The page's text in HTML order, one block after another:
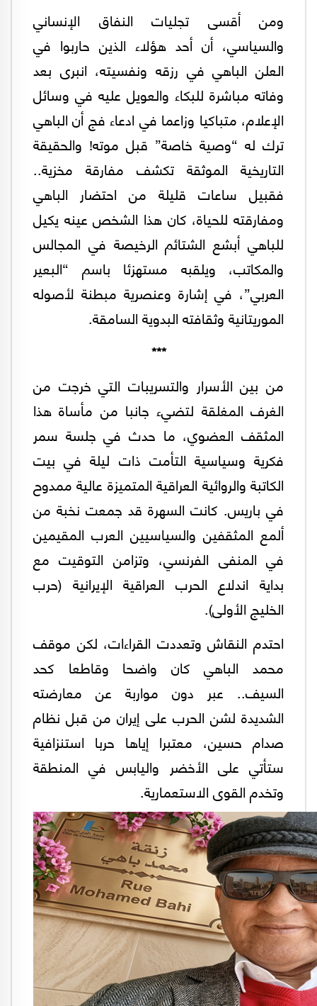
ومن أقسى تجليات النفاق الإنساني
والسياسي، أن أحد هؤلاء الذين حاربوا في
العلن الباهي في رزقه ونفسيته، انبرى بعد
وفاته مباشرة للبكاء والعويل عليه في وسائل
الإعلام، متباكيا وزاعما في ادعاء فج أن الباهي
ترك له “وصية خاصة” قبل موته! والحقيقة
التاريخية الموثقة تكشف مفارقة مخزية..
فقبيل ساعات قليلة من احتضار الباهي
ومفارقته للحياة، كان هذا الشخص عينه يكيل
للباهي أبشع الشتائم الرخيصة في المجالس
والمكاتب، ويلقبه مستهزئا باسم “البعير
العربي”، في إشارة وعنصرية مبطنة لأصوله
الموريتانية وثقافته البدوية السامقة.
***
من بين الأسرار والتسريبات التي خرجت من
الغرف المغلقة لتضيء جانبا من مأساة هذا
المثقف العضوي، ما حدث في جلسة سمر
فكرية وسياسية التأمت ذات ليلة في بيت
الكاتبة والروائية العراقية المتميزة عالية ممدوح
في باريس. كانت السهرة قد جمعت نخبة من
ألمع المثقفين والسياسيين العرب المقيمين
في المنفى الفرنسي، وتزامن التوقيت مع
بداية اندلاع الحرب العراقية الإيرانية (حرب
الخليج الأولى).
احتدم النقاش وتعددت القراءات، لكن موقف
محمد الباهي كان واضحا وقاطعا كحد
السيف.. عبر دون مواربة عن معارضته
الشديدة لشن الحرب على إيران من قبل نظام
صدام حسين، معتبرا إياها حربا استنزافية
ستأتي على الأخضر واليابس في المنطقة
وتخدم القوى الاستعمارية.